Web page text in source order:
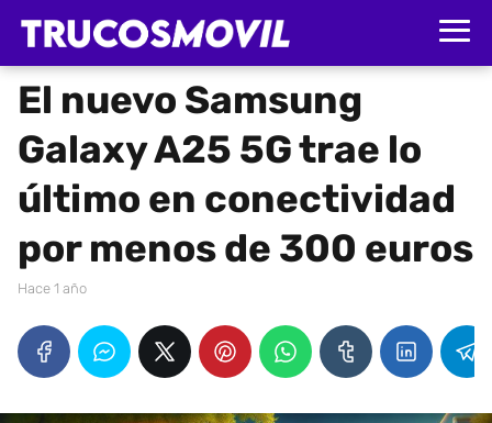
El nuevo Samsung
Galaxy A25 5G trae lo
último en conectividad
por menos de 300 euros
hace 1 año